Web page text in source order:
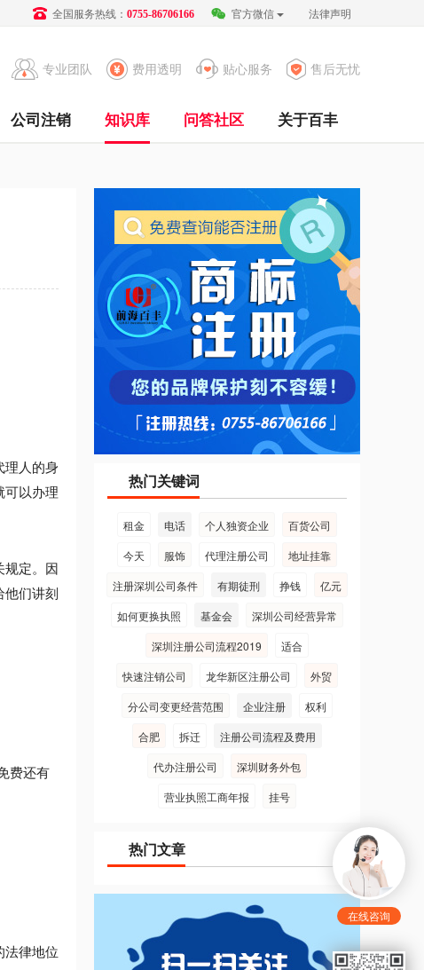
全国服务热线： 0755-86706166 官方微信 法律声明
售后无忧
贴心服务
费用透明
专业团队
公司注销 知识库 问答社区 关于百丰
理人的身
以办理
规定。因
他们讲刻
费还有
法律地位
热门关键词
租金 电话 个人独资企业
百货公司
今天
服饰 代理注册公司
地址挂靠
注册深圳公司条件
有期徒刑 挣钱
亿元
如何更换执照
基金会
深圳公司经营异常
深圳注册公司流程2019
适合
快速注销公司
龙华新区注册公司
外贸
分公司变更经营范围
企业注册
权利
合肥
拆迁
注册公司流程及费用
代办注册公司
深圳财务外包
营业执照工商年报
挂号
热门文章
在线咨询